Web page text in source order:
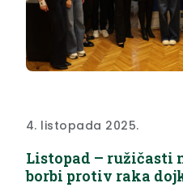
4. listopada 2025.
Listopad – ružičasti
borbi protiv raka